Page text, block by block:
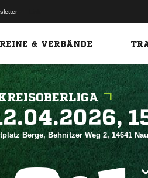
& VERBÄNDE

Berge, Behnitzer Weg 2, 14641